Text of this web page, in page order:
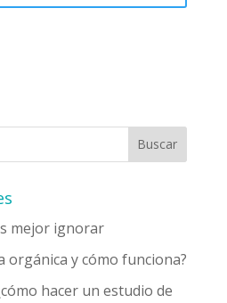
mejor ignorar
orgánica y cómo funciona?
hacer un estudio de